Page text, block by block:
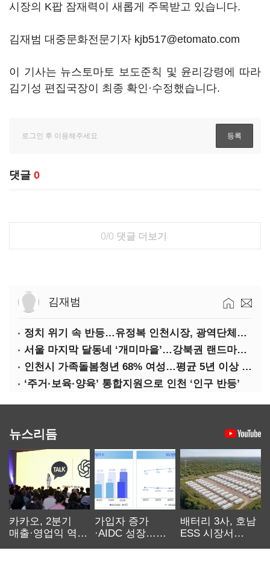
시장의 K팝 잠재력이 새롭게 주목받고 있습니다.
김재범 대중문화전문기자 kjb517@etomato.com
이 기사는 뉴스토마토 보도준칙 및 윤리강령에 따라
김기성 편집국장이 최종 확인·수정했습니다.
댓글 0
0/0 댓글 더보기
김재범
정치 위기 속 반등…유정복 인천시장, 광역단체장 평가 ‘상승세’
서울 마지막 달동네 ‘개미마을’…강북권 랜드마크로 재탄생한다
인천시 가족돌봄청년 68% 여성…평균 5년 이상 돌봄 ‘우울감’ 호소
‘주거·보육·양육’ 통합지원으로 인천 ‘인구 반등’
뉴스리듬
카카오, 2분기
매출·영업익 역대
가입자 증가
·AIDC 성장…
배터리 3사, 호남
ESS 시장서